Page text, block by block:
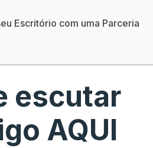
Escritório com uma Parceria
escutar
AQUI